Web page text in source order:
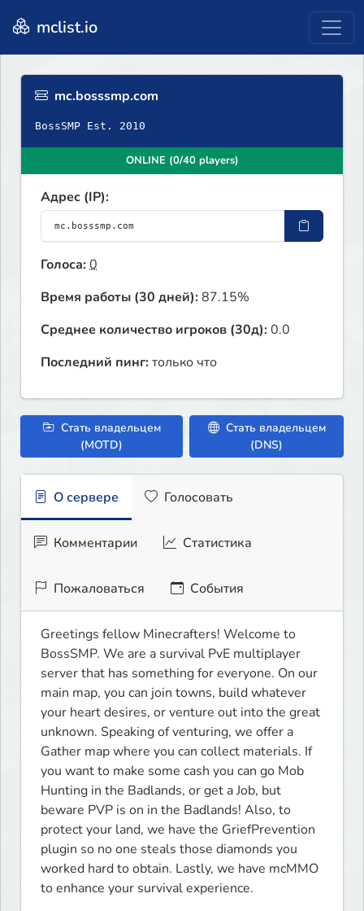
mclist.io
mc.bosssmp.com
BossSMP Est. 2010
ONLINE (0/40 players)
Адрес (IP):
Голоса:0
Время работы (30 дней):87.15%
Среднее количество игроков (30д):0.0
Последний пинг:только что
Стать владельцем
(MOTD)
Стать владельцем
(DNS)
О сервере Голосовать
Комментарии Статистика
Пожаловаться События
Greetings fellow Minecrafters! Welcome to
BossSMP. We are a survival PvE multiplayer
server that has something for everyone. On our
main map, you can join towns, build whatever
your heart desires, or venture out into the great
unknown. Speaking of venturing, we offer a
Gather map where you can collect materials. If
you want to make some cash you can go Mob
Hunting in the Badlands, or get a Job, but
beware PVP is on in the Badlands! Also, to
protect your land, we have the GriefPrevention
plugin so no one steals those diamonds you
worked hard to obtain. Lastly, we have mcMMO
to enhance your survival experience.